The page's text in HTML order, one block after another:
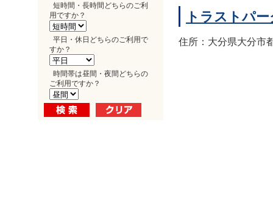
短時間・長時間どちらのご利
用ですか？
平日・休日どちらのご利用で
すか？
時間帯は昼間・夜間どちらの
ご利用ですか？
トラストパ
住所：大分県大分市